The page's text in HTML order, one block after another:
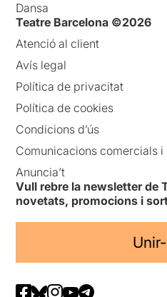
Dansa
Teatre Barcelona ©2026
Atenció al client
Avís legal
Política de privacitat
Política de cookies
Condicions d’ús
Comunicacions comercials
Anuncia’t
Vull rebre la newsletter de
novetats, promocions i